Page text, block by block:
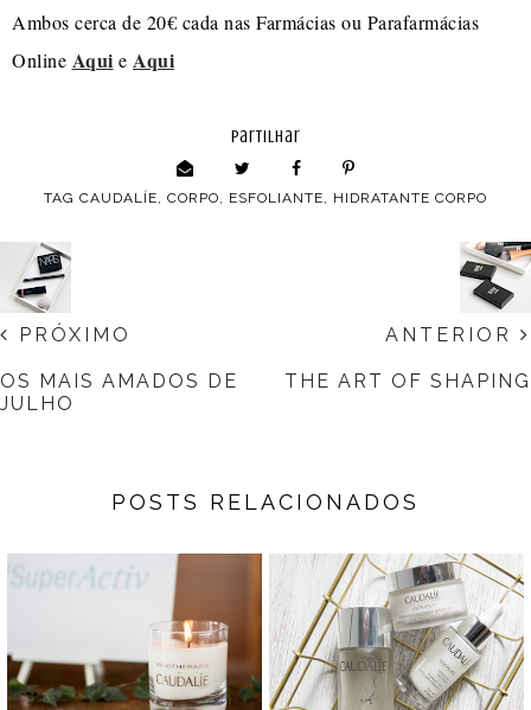
Ambos cerca de 20€ cada nas Farmácias ou Parafarmácias
Online Aqui e Aqui
partilhar
TAG CAUDALÍE, CORPO, ESFOLIANTE, HIDRATANTE CORPO
ANTERIOR
THE ART OF SHAPING
PRÓXIMO
OS MAIS AMADOS DE
JULHO
POSTS RELACIONADOS